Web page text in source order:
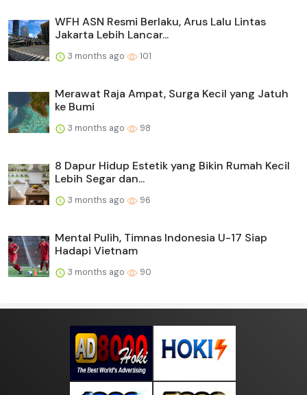
WFH ASN Resmi Berlaku, Arus Lalu Lintas
Jakarta Lebih Lancar...
3 months ago 101
Merawat Raja Ampat, Surga Kecil yang Jatuh
ke Bumi
3 months ago 98
8 Dapur Hidup Estetik yang Bikin Rumah Kecil
Lebih Segar dan...
3 months ago 96
Mental Pulih, Timnas Indonesia U-17 Siap
Hadapi Vietnam
3 months ago 90